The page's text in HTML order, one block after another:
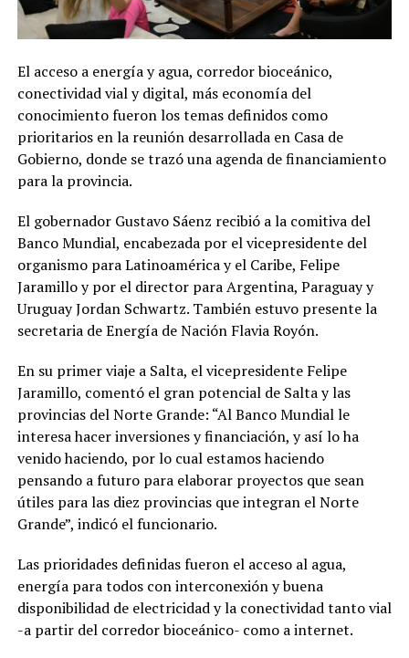
El acceso a energía y agua, corredor bioceánico,
conectividad vial y digital, más economía del
conocimiento fueron los temas definidos como
prioritarios en la reunión desarrollada en Casa de
Gobierno, donde se trazó una agenda de financiamiento
para la provincia.
El gobernador Gustavo Sáenz recibió a la comitiva del
Banco Mundial, encabezada por el vicepresidente del
organismo para Latinoamérica y el Caribe, Felipe
Jaramillo y por el director para Argentina, Paraguay y
Uruguay Jordan Schwartz. También estuvo presente la
secretaria de Energía de Nación Flavia Royón.
En su primer viaje a Salta, el vicepresidente Felipe
Jaramillo, comentó el gran potencial de Salta y las
provincias del Norte Grande: “Al Banco Mundial le
interesa hacer inversiones y financiación, y así lo ha
venido haciendo, por lo cual estamos haciendo
pensando a futuro para elaborar proyectos que sean
útiles para las diez provincias que integran el Norte
Grande”, indicó el funcionario.
Las prioridades definidas fueron el acceso al agua,
energía para todos con interconexión y buena
disponibilidad de electricidad y la conectividad tanto vial
-a partir del corredor bioceánico- como a internet.